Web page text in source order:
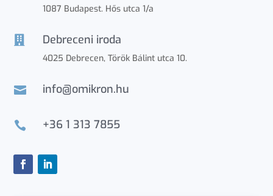
1087 Budapest. Hős utca 1/a
 Debreceni iroda
4025 Debrecen, Török Bálint utca 10.
 info@omikron.hu
 +36 1 313 7855